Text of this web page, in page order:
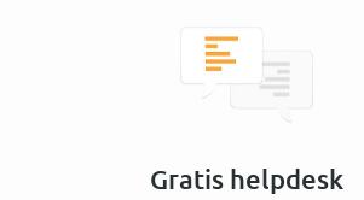
Gratis helpdesk